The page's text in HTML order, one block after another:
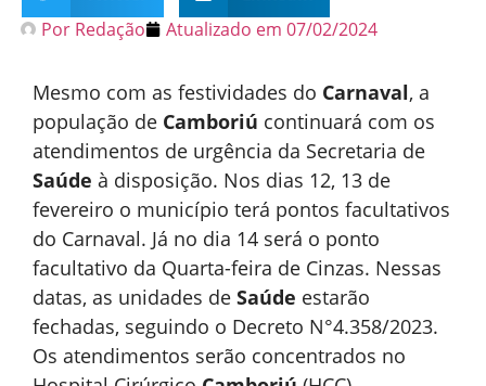
Por Redação Atualizado em 07/02/2024
Mesmo com as festividades do Carnaval, a
população de Camboriú continuará com os
atendimentos de urgência da Secretaria de
Saúde à disposição. Nos dias 12, 13 de
fevereiro o município terá pontos facultativos
do Carnaval. Já no dia 14 será o ponto
facultativo da Quarta-feira de Cinzas. Nessas
datas, as unidades de Saúde estarão
fechadas, seguindo o Decreto N°4.358/2023.
Os atendimentos serão concentrados no